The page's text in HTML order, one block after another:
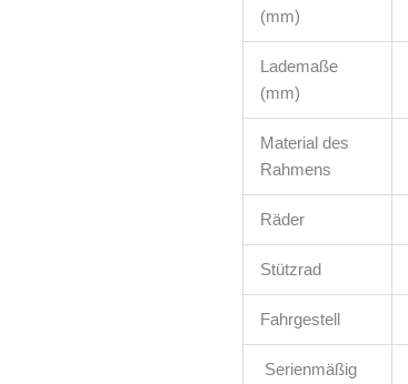
(mm)
Lademaße
(mm)
Material des
Rahmens
Räder
Stützrad
Fahrgestell
Serienmäßig